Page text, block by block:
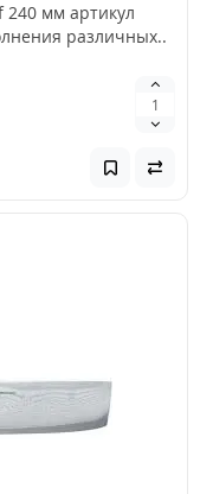
240 мм артикул
различных..